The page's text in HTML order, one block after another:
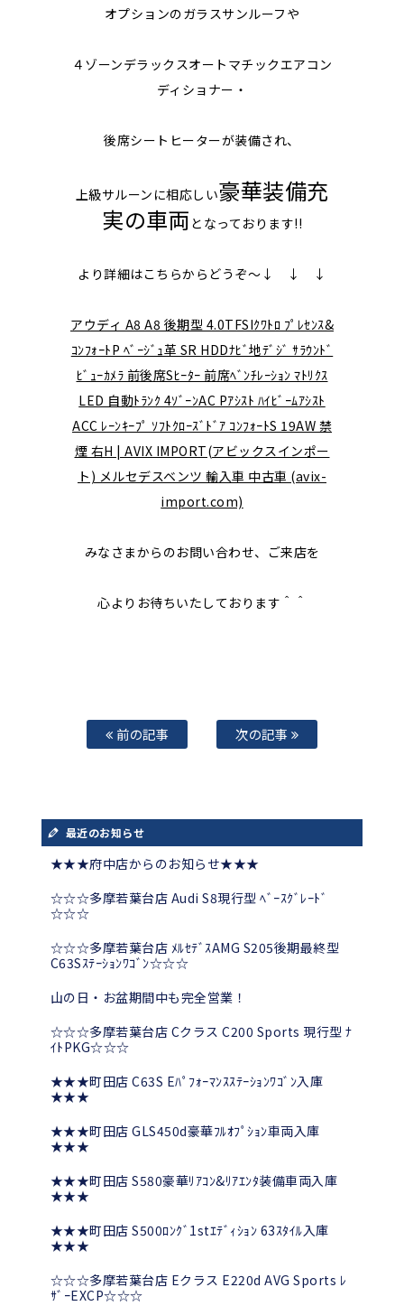
オプションのガラスサンルーフや
４ゾーンデラックスオートマチックエアコン
ディショナー・
後席シートヒーターが装備され、
上級サルーンに相応しい豪華装備充
実の車両 となっております!!
より詳細はこちらからどうぞ～↓ ↓ ↓
アウディ A8 A8 後期型 4.0TFSIｸﾜﾄﾛ ﾌﾟﾚｾﾝｽ&
ｺﾝﾌｫｰﾄP ﾍﾞｰｼﾞｭ革 SR HDDﾅﾋﾞ地ﾃﾞｼﾞ ｻﾗｳﾝﾄﾞ
ﾋﾞｭｰｶﾒﾗ 前後席Sﾋｰﾀｰ 前席ﾍﾞﾝﾁﾚｰｼｮﾝ ﾏﾄﾘｸｽ
LED 自動ﾄﾗﾝｸ 4ｿﾞｰﾝAC Pｱｼｽﾄ ﾊｲﾋﾞｰﾑｱｼｽﾄ
ACC ﾚｰﾝｷｰﾌﾟ ｿﾌﾄｸﾛｰｽﾞﾄﾞｱ ｺﾝﾌｫｰﾄS 19AW 禁
煙 右H | AVIX IMPORT(アビックスインポー
ト) メルセデスベンツ 輸入車 中古車 (avix-
import.com)
みなさまからのお問い合わせ、ご来店を
心よりお待ちいたしております＾＾
前の記事 次の記事
最近のお知らせ
★★★府中店からのお知らせ★★★
☆☆☆多摩若葉台店 Audi S8現行型 ﾍﾞｰｽｸﾞﾚｰﾄﾞ
☆☆☆
☆☆☆多摩若葉台店 ﾒﾙｾﾃﾞｽAMG S205後期最終型
C63Sｽﾃｰｼｮﾝﾜｺﾞﾝ☆☆☆
山の日・お盆期間中も完全営業！
☆☆☆多摩若葉台店 Cクラス C200 Sports 現行型 ﾅ
ｲﾄPKG☆☆☆
★★★町田店 C63S Eﾊﾟﾌｫｰﾏﾝｽｽﾃｰｼｮﾝﾜｺﾞﾝ入庫
★★★
★★★町田店 GLS450d豪華ﾌﾙｵﾌﾟｼｮﾝ車両入庫
★★★
★★★町田店 S580豪華ﾘｱｺﾝ&ﾘｱｴﾝﾀ装備車両入庫
★★★
★★★町田店 S500ﾛﾝｸﾞ1stｴﾃﾞｨｼｮﾝ 63ｽﾀｲﾙ入庫
★★★
☆☆☆多摩若葉台店 Eクラス E220d AVG Sports ﾚ
ｻﾞｰEXCP☆☆☆